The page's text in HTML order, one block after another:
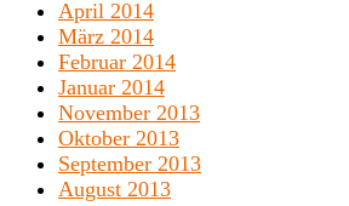
April 2014
März 2014
Februar 2014
Januar 2014
November 2013
Oktober 2013
September 2013
August 2013